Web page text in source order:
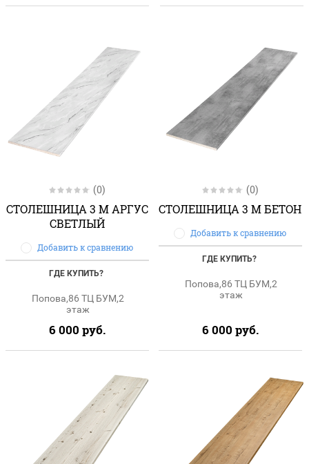
(0)
СТОЛЕШНИЦА 3 М АРГУС
СВЕТЛЫЙ
Добавить к сравнению
ГДЕ КУПИТЬ?
Попова,86 ТЦ БУМ,2
этаж
6 000 руб.
(0)
СТОЛЕШНИЦА 3 М БЕТОН
Добавить к сравнению
ГДЕ КУПИТЬ?
Попова,86 ТЦ БУМ,2
этаж
6 000 руб.